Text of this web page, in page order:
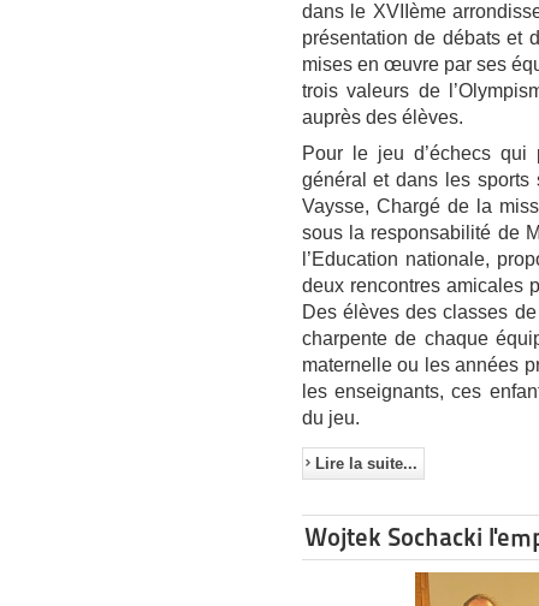
dans le XVIIème
présentation de débats et
mises en œuvre par ses
trois valeurs de
auprès des élèves.
Pour le jeu d’échecs
général et dans les sports
Vaysse, Chargé de la
sous la responsabilité de
l’Education nationale,
deux rencontres amicales
Des élèves des classes
charpente de chaque
maternelle ou les années
les enseignants, ces
du jeu.
Lire la suite...
Wojtek Sochacki